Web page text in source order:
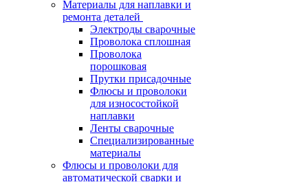
Материалы для наплавки и
ремонта деталей
Электроды сварочные
Проволока сплошная
Проволока
порошковая
Прутки присадочные
Флюсы и проволоки
для износостойкой
наплавки
Ленты сварочные
Специализированные
материалы
Флюсы и проволоки для
автоматической сварки и